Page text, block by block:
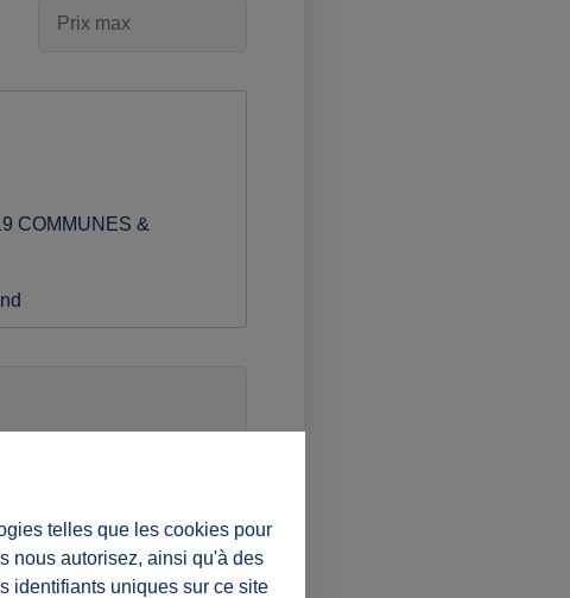
telles que les cookies pour
nous autorisez, ainsi qu'à des
identifiants uniques sur ce site
COMMUNES &